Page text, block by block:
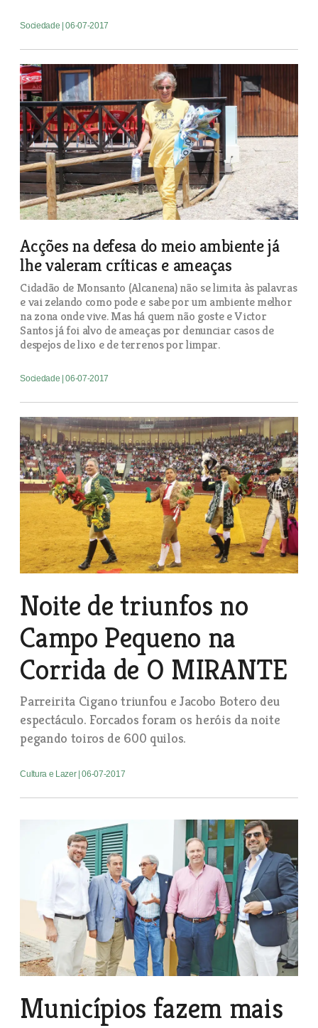
Sociedade | 06-07-2017
Acções na defesa do meio ambiente já
lhe valeram críticas e ameaças
Cidadão de Monsanto (Alcanena) não se limita às palavras
e vai zelando como pode e sabe por um ambiente melhor
na zona onde vive. Mas há quem não goste e Victor
Santos já foi alvo de ameaças por denunciar casos de
despejos de lixo e de terrenos por limpar.
Sociedade | 06-07-2017
Noite de triunfos no
Campo Pequeno na
Corrida de O MIRANTE
Parreirita Cigano triunfou e Jacobo Botero deu
espectáculo. Forcados foram os heróis da noite
pegando toiros de 600 quilos.
Cultura e Lazer | 06-07-2017
Municípios fazem mais